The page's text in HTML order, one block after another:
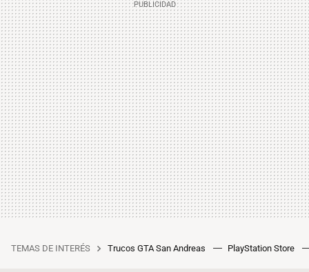
TEMAS DE INTERÉS Trucos GTA San Andreas PlayStation Store